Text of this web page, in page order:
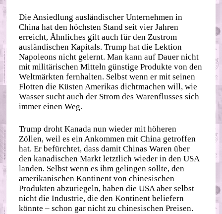
Die Ansiedlung ausländischer Unternehmen in
China hat den höchsten Stand seit vier Jahren
erreicht, Ähnliches gilt auch für den Zustrom
ausländischen Kapitals. Trump hat die Lektion
Napoleons nicht gelernt. Man kann auf Dauer nicht
mit militärischen Mitteln günstige Produkte von den
Weltmärkten fernhalten. Selbst wenn er mit seinen
Flotten die Küsten Amerikas dichtmachen will, wie
Wasser sucht auch der Strom des Warenflusses sich
immer einen Weg.
Trump droht Kanada nun wieder mit höheren
Zöllen, weil es ein Ankommen mit China getroffen
hat. Er befürchtet, dass damit Chinas Waren über
den kanadischen Markt letztlich wieder in den USA
landen. Selbst wenn es ihm gelingen sollte, den
amerikanischen Kontinent von chinesischen
Produkten abzuriegeln, haben die USA aber selbst
nicht die Industrie, die den Kontinent beliefern
könnte – schon gar nicht zu chinesischen Preisen.